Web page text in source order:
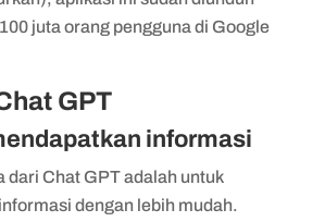
juta orang pengguna di Google
GPT
informasi
dari Chat GPT adalah untuk
dengan lebih mudah.